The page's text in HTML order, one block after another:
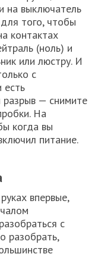
на выключатель
того, чтобы
контактах
(ноль) и
или люстру. И
с
есть
— снимите
На
когда вы
питание.
впервые,
с
разобрать,